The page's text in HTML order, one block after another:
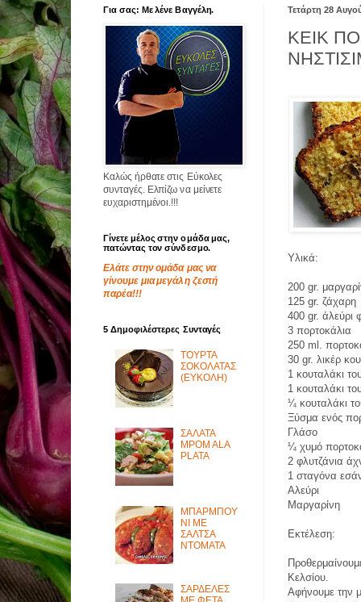
Τετάρτη 28
ΚΕΙΚ
Υλικά:
200 gr.
125 gr. ζάχαρη
400 gr. άλεύρι
3 πορτοκάλια
250 ml.
30 gr. λικέρ
1 κουταλάκι
1 κουταλάκι
¼ κουταλάκι
Ξύσμα ενός
Γλάσο
¼ χυμό
2 φλυτζάνια
1 σταγόνα
Αλεύρι
Μαργαρίνη
Εκτέλεση:
Κελσίου.
Αφήνουμε την
Για σας: Με λένε Βαγγέλη.
Καλώς ήρθατε στις Εύκολες
συνταγές. Ελπίζω να μείνετε
ευχαριστημένοι.!!!
Γίνετε μέλος στην ομάδα μας,
πατώντας τον σύνδεσμο.
Ελάτε στην ομάδα μας να
γίνουμε μια μεγάλη ζεστή
παρέα!!!
5 Δημοφιλέστερες Συνταγές
ΤΟΥΡΤΑ
ΣΟΚΟΛΑΤΑΣ
(ΕΥΚΟΛΗ)
ΣΑΛΑΤΑ
MPOM ALA
PLATA
ΜΠΑΡΜΠΟΥ
ΝΙ ΜΕ
ΣΑΛΤΣΑ
ΝΤΟΜΑΤΑ
ΣΑΡΔΕΛΕΣ